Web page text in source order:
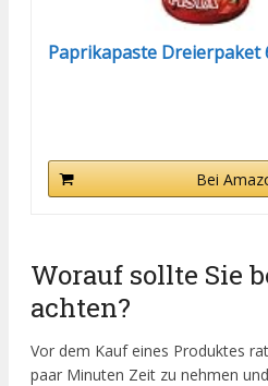
Paprikapaste Dreierpaket
Bei
Worauf sollte Sie
achten?
Vor dem Kauf eines Produktes
paar Minuten Zeit zu nehmen